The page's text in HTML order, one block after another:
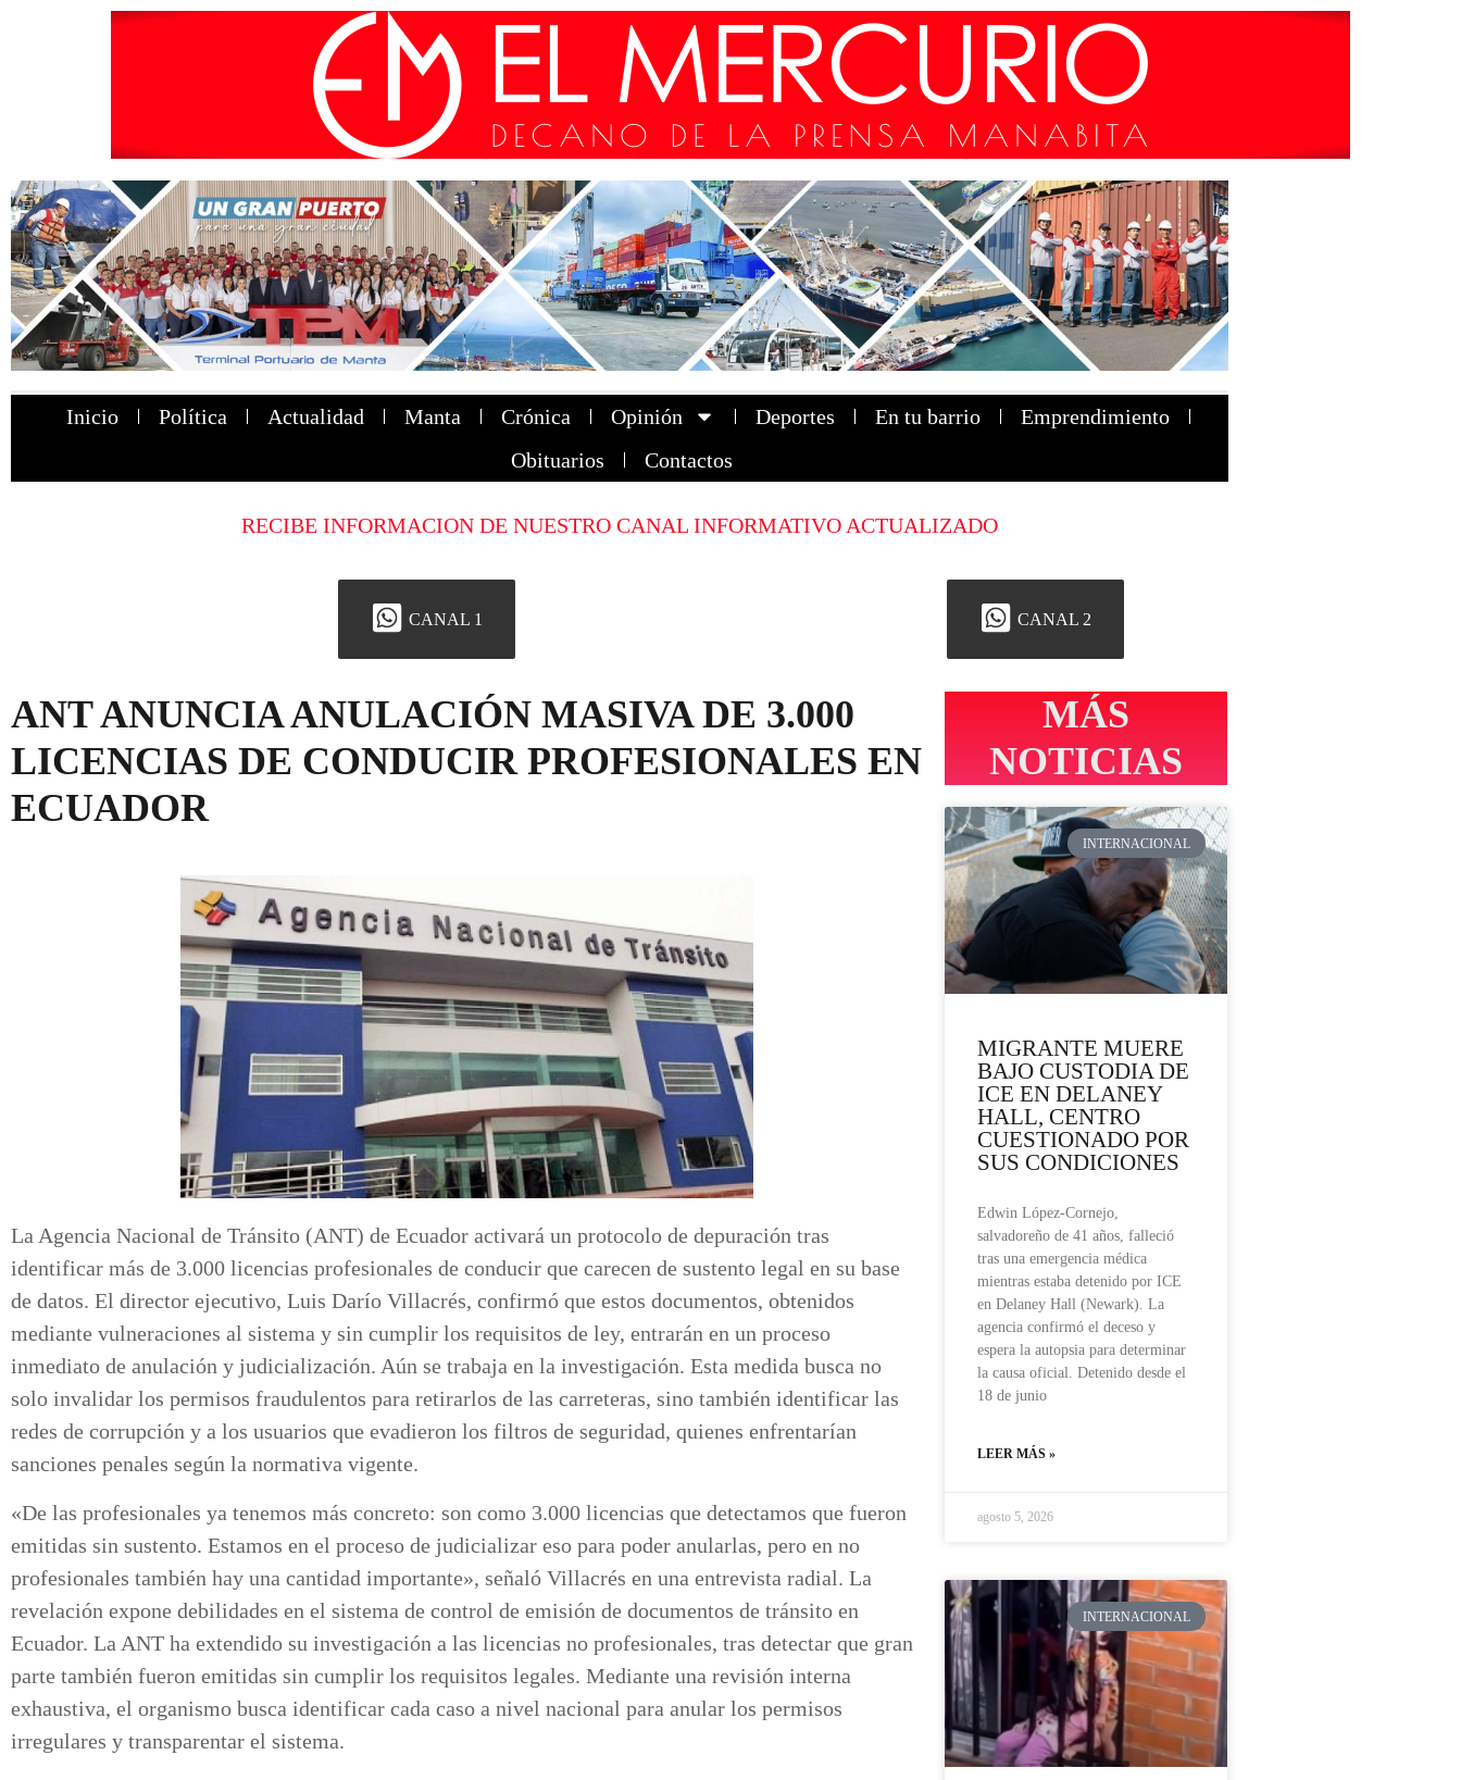
Inicio Política Actualidad Manta Crónica Opinión Deportes En tu barrio
Emprendimiento
Obituarios
Contactos
RECIBE INFORMACION DE NUESTRO CANAL INFORMATIVO ACTUALIZADO
CANAL 1 CANAL 2
ANT ANUNCIA ANULACIÓN MASIVA DE 3.000
LICENCIAS DE CONDUCIR PROFESIONALES EN
ECUADOR
La Agencia Nacional de Tránsito (ANT) de Ecuador activará un protocolo de depuración tras
identificar más de 3.000 licencias profesionales de conducir que carecen de sustento legal en su base
de datos. El director ejecutivo, Luis Darío Villacrés, confirmó que estos documentos, obtenidos
mediante vulneraciones al sistema y sin cumplir los requisitos de ley, entrarán en un proceso
inmediato de anulación y judicialización. Aún se trabaja en la investigación. Esta medida busca no
solo invalidar los permisos fraudulentos para retirarlos de las carreteras, sino también identificar las
redes de corrupción y a los usuarios que evadieron los filtros de seguridad, quienes enfrentarían
sanciones penales según la normativa vigente.
«De las profesionales ya tenemos más concreto: son como 3.000 licencias que detectamos que fueron
emitidas sin sustento. Estamos en el proceso de judicializar eso para poder anularlas, pero en no
profesionales también hay una cantidad importante», señaló Villacrés en una entrevista radial. La
revelación expone debilidades en el sistema de control de emisión de documentos de tránsito en
Ecuador. La ANT ha extendido su investigación a las licencias no profesionales, tras detectar que gran
parte también fueron emitidas sin cumplir los requisitos legales. Mediante una revisión interna
exhaustiva, el organismo busca identificar cada caso a nivel nacional para anular los permisos
irregulares y transparentar el sistema.
MÁS
NOTICIAS
INTERNACIONAL
MIGRANTE MUERE
BAJO CUSTODIA DE
ICE EN DELANEY
HALL, CENTRO
CUESTIONADO POR
SUS CONDICIONES
Edwin López-Cornejo,
salvadoreño de 41 años, falleció
tras una emergencia médica
mientras estaba detenido por ICE
en Delaney Hall (Newark). La
agencia confirmó el deceso y
espera la autopsia para determinar
la causa oficial. Detenido desde el
18 de junio
LEER MÁS »
agosto 5, 2026
INTERNACIONAL